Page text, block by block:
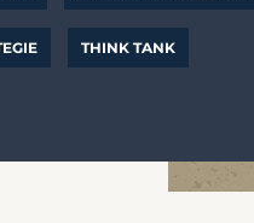
THINK TANK